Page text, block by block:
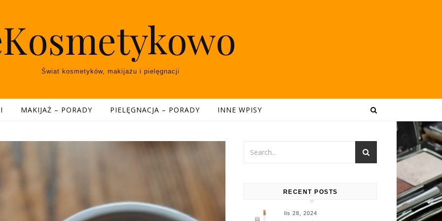
Świat kosmetyków, makijażu i pielęgnacji
MAKIJAŻ – PORADY PIELĘGNACJA – PORADY INNE WPISY
RECENT POSTS
lis 28, 2024